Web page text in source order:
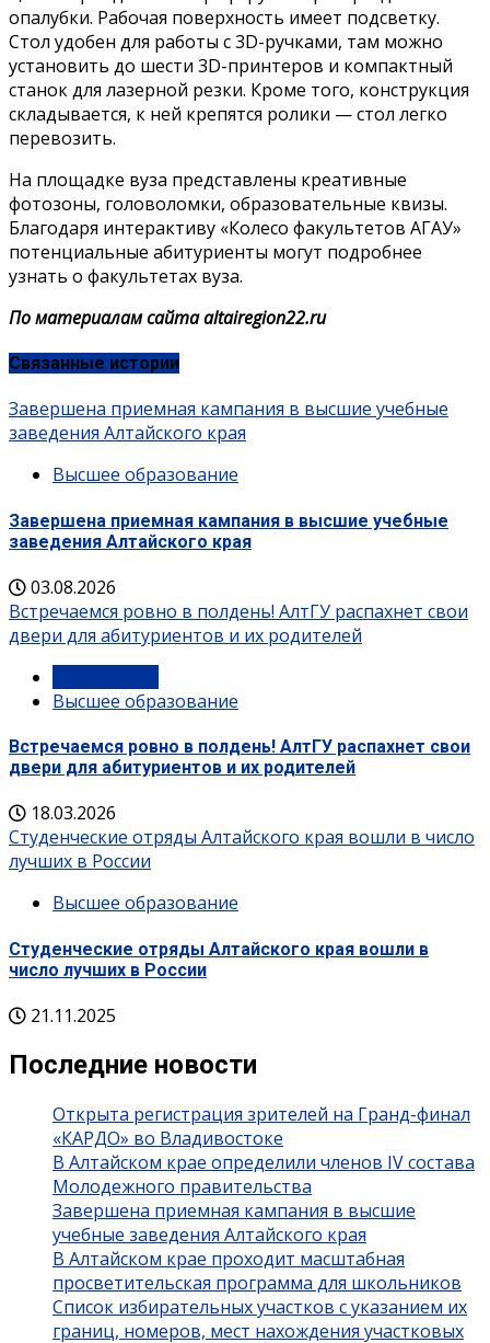
опалубки. Рабочая поверхность имеет подсветку.
Стол удобен для работы с 3D-ручками, там можно
установить до шести 3D-принтеров и компактный
станок для лазерной резки. Кроме того, конструкция
складывается, к ней крепятся ролики — стол легко
перевозить.
На площадке вуза представлены креативные
фотозоны, головоломки, образовательные квизы.
Благодаря интерактиву «Колесо факультетов АГАУ»
потенциальные абитуриенты могут подробнее
узнать о факультетах вуза.
По материалам сайта altairegion22.ru
Связанные истории
Завершена приемная кампания в высшие учебные
заведения Алтайского края
Высшее образование
Завершена приемная кампания в высшие учебные
заведения Алтайского края
03.08.2026
Встречаемся ровно в полдень! АлтГУ распахнет свои
двери для абитуриентов и их родителей
Высшее образование
Встречаемся ровно в полдень! АлтГУ распахнет свои
двери для абитуриентов и их родителей
18.03.2026
Студенческие отряды Алтайского края вошли в число
лучших в России
Высшее образование
Студенческие отряды Алтайского края вошли в
число лучших в России
21.11.2025
Последние новости
Открыта регистрация зрителей на Гранд-финал
«КАРДО» во Владивостоке
В Алтайском крае определили членов IV состава
Молодежного правительства
Завершена приемная кампания в высшие
учебные заведения Алтайского края
В Алтайском крае проходит масштабная
просветительская программа для школьников
Список избирательных участков с указанием их
границ, номеров, мест нахождения участковых